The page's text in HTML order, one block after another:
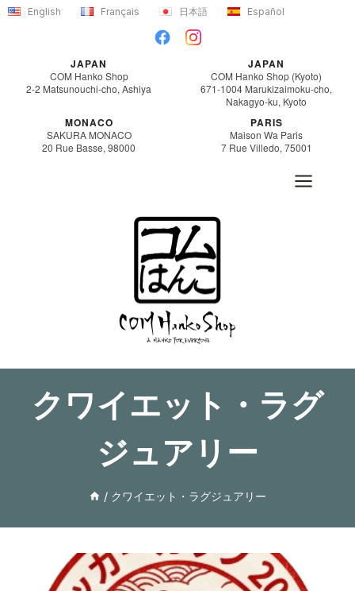
内
English Français 日本語 Español
JAPAN
COM Hanko Shop
2-2 Matsunouchi-cho, Ashiya
JAPAN
COM Hanko Shop (Kyoto)
671-1004 Marukizaimoku-cho,
Nakagyo-ku, Kyoto
MONACO
SAKURA MONACO
20 Rue Basse, 98000
PARIS
Maison Wa Paris
7 Rue Villedo, 75001
クワイエット・ラグ
ジュアリー
/ クワイエット・ラグジュアリー